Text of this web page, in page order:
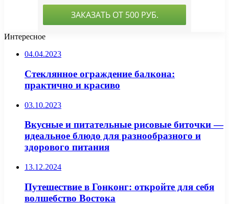
Интересное
04.04.2023
Стеклянное ограждение балкона:
практично и красиво
03.10.2023
Вкусные и питательные рисовые биточки —
идеальное блюдо для разнообразного и
здорового питания
13.12.2024
Путешествие в Гонконг: откройте для себя
волшебство Востока